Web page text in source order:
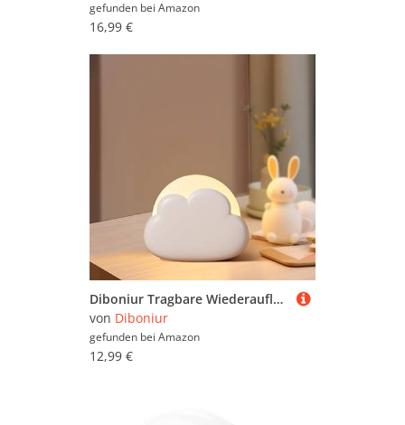
gefunden bei Amazon
16,99 €
Diboniur Tragbare Wiederaufladbares nachtlicht dimmbar, weiß, 9.4x7.8x3.6cm
von Diboniur
gefunden bei Amazon
12,99 €